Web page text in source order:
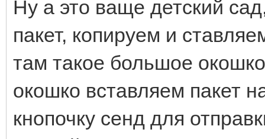
Ну а это ваще детский
пакет, копируем и
там такое большое
окошко вставляем пакет
кнопочку сенд для